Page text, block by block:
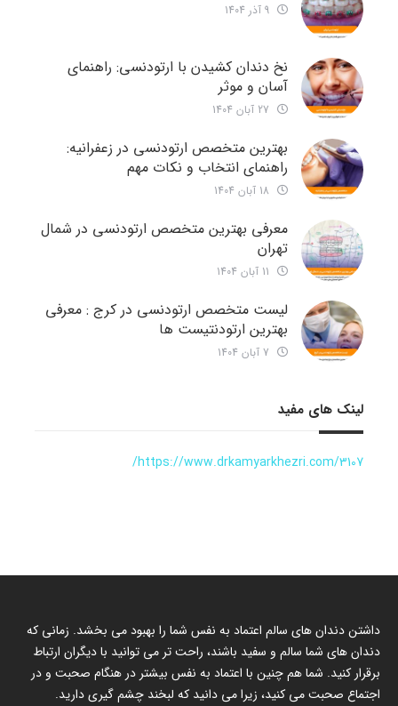
نخ دندان کشیدن با ارتودنسی: راهنمای
آسان و موثر
بهترین متخصص ارتودنسی در زعفرانیه:
راهنمای انتخاب و نکات مهم
معرفی بهترین متخصص ارتودنسی در شمال
تهران
لیست متخصص ارتودنسی در کرج : معرفی
بهترین ارتودنتیست ها
لینک های مفید
https://www.drkamyarkhezri.com/3107/
داشتن دندان های سالم اعتماد به نفس شما را بهبود می بخشد. زمانی که
دندان های شما سالم و سفید باشند، راحت تر می توانید با دیگران ارتباط
برقرار کنید. شما هم چنین با اعتماد به نفس بیشتر در هنگام صحبت و در
اجتماع صحبت می کنید، زیرا می دانید که لبخند چشم گیری دارید.